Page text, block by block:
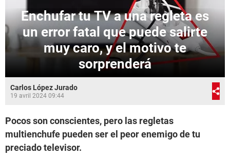
Enchufar tu TV a una regleta es
un error fatal que puede salirte
muy caro, y el motivo te
sorprenderá
Carlos López Jurado
19 avril 2024 09:44
Pocos son conscientes, pero las regletas
multienchufe pueden ser el peor enemigo de tu
preciado televisor.